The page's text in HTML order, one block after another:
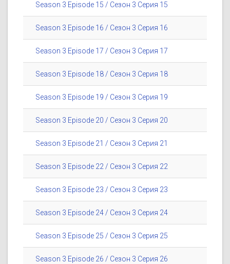
Season 3 Episode 15 / Сезон 3 Серия 15
Season 3 Episode 16 / Сезон 3 Серия 16
Season 3 Episode 17 / Сезон 3 Серия 17
Season 3 Episode 18 / Сезон 3 Серия 18
Season 3 Episode 19 / Сезон 3 Серия 19
Season 3 Episode 20 / Сезон 3 Серия 20
Season 3 Episode 21 / Сезон 3 Серия 21
Season 3 Episode 22 / Сезон 3 Серия 22
Season 3 Episode 23 / Сезон 3 Серия 23
Season 3 Episode 24 / Сезон 3 Серия 24
Season 3 Episode 25 / Сезон 3 Серия 25
Season 3 Episode 26 / Сезон 3 Серия 26